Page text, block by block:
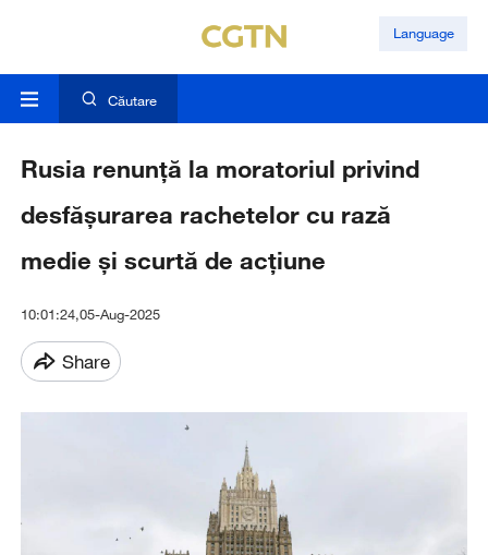
Language
Căutare
Rusia renunță la moratoriul privind
desfășurarea rachetelor cu rază
medie și scurtă de acțiune
10:01:24,05-Aug-2025
Share